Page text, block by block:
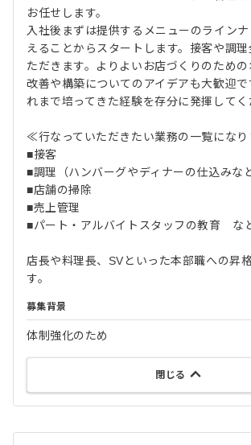
お任せします。
入社後まずは提供するメニューのライン
えることからスタートします。接客や調
ただきます。よりよいお店づくりのため
改善や構築についてのアイデアも大歓迎で
れまで培ってきた経験を存分に発揮してく
≪行なっていただきたい業務の一覧にな
■接客
■調理（ハンバーグやディナーの仕込みな
■店舗の掃除
■売上管理
■パート・アルバイトスタッフの教育 な
店長や料理長、SVといった本部職への昇
す。
募集背景
体制強化のため
閉じる